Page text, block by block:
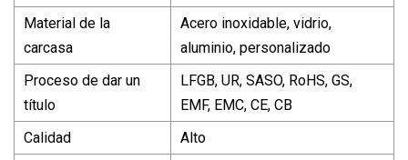
Material de la
carcasa
Acero inoxidable, vidrio,
aluminio, personalizado
Proceso de dar un
título
LFGB, UR, SASO, RoHS, GS,
EMF, EMC, CE, CB
Calidad
Alto